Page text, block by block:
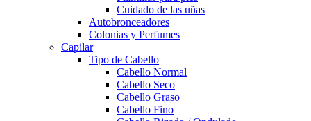
Cuidado de las uñas
Autobronceadores
Colonias y Perfumes
Capilar
Tipo de Cabello
Cabello Normal
Cabello Seco
Cabello Graso
Cabello Fino